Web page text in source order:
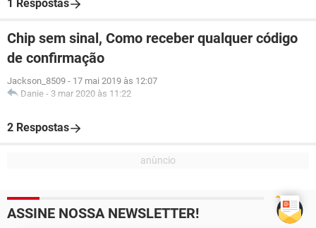
1 Respostas
Chip sem sinal, Como receber qualquer código
de confirmação
Jackson_8509 - 17 mai 2019 às 12:07
Danie - 3 mar 2020 às 11:22
2 Respostas
ASSINE NOSSA NEWSLETTER!